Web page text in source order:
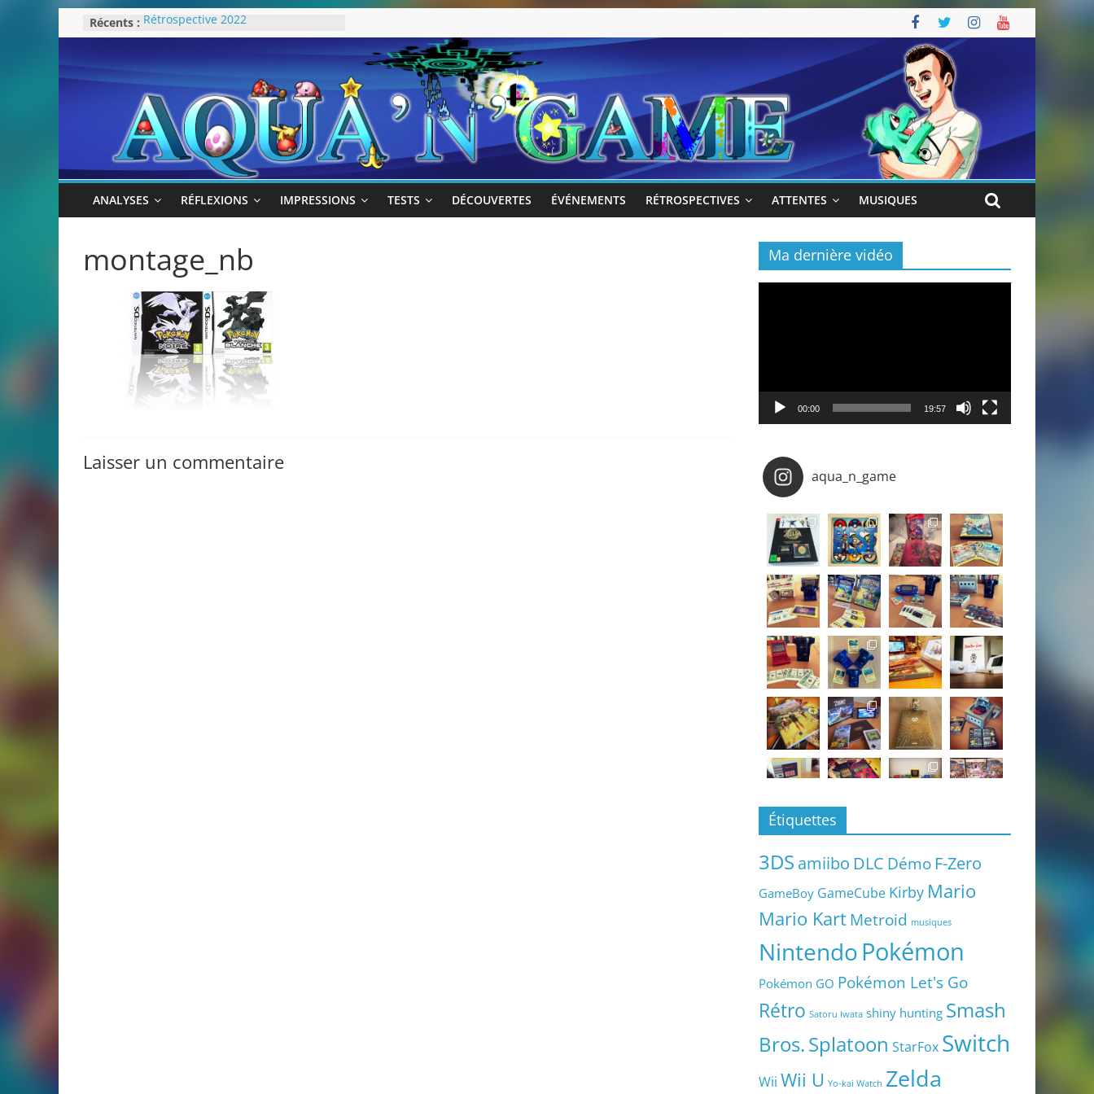
Passer
au
Récents : Rétrospective 2022
« Splatoon 3 est-il nécessaire ? »
Potter »
Pokémon Écarlate : ceci est une
révolution (ou pas) !
Attentes 2023
ANALYSES RÉFLEXIONS IMPRESSIONS TESTS DÉCOUVERTES ÉVÉNEMENTS RÉTROSPECTIVES ATTENTES MUSIQUES
montage_nb
Laisser un commentaire
Ma dernière vidéo
00:00 19:57
aqua_n_game
Étiquettes
3DS amiibo DLC Démo F-Zero
GameBoy GameCube Kirby Mario
Mario KartMetroid musiques
NintendoPokémon
Pokémon GO Pokémon Let's Go
Rétro Satoru Iwata shiny hunting Smash
Bros.Splatoon StarFox Switch
Wii Wii U Yo-kai Watch Zelda